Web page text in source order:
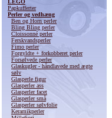
LEGO
Papkufferter
Perler og vedhæng
Ben og Horn perler
Bling Bling perler
Cloissonné perler
Ferskvandsperler
Fimo perler
Forgyldte + forkobberet perler
Forsølvede perler
Glaskugler - håndlavede med ægte
sølv
Glasperle figur
Glasperler ass
Glasperler facet
Glasperler små
Glasperler sølvfolie
Keramikperler